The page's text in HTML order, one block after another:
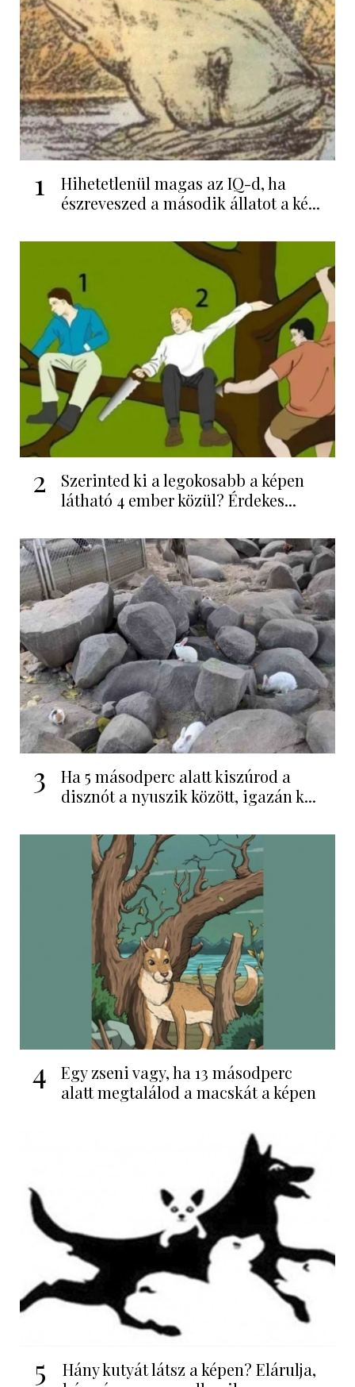
1
Hihetetlenül magas az IQ-d, ha
észreveszed a második állatot a ké...
2
Szerinted ki a legokosabb a képen
látható 4 ember közül? Érdekes...
3
Ha 5 másodperc alatt kiszúrod a
disznót a nyuszik között, igazán k...
4
Egy zseni vagy, ha 13 másodperc
alatt megtalálod a macskát a képen
5
Hány kutyát látsz a képen? Elárulja,